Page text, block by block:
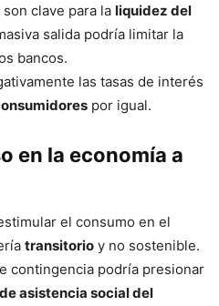
clave para la liquidez del
salida podría limitar la
bancos.
las tasas de interés
por igual.
en la economía a
el consumo en el
transitorio y no sostenible.
contingencia podría presionar
asistencia social del